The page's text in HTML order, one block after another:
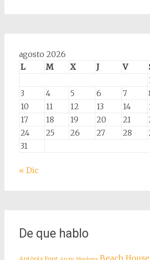
agosto 2026
L
M X J V
3
4 5 6 7
10
11 12 13 14
17
18 19 20 21
24
25 26 27 28
31
« Dic
De que hablo
Beach House